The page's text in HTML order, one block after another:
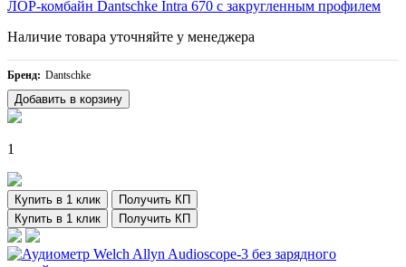
ЛОР-комбайн Dantschke Intra 670 с закругленным профилем
Наличие товара уточняйте у менеджера
Бренд: Dantschke
Добавить в корзину
1
Купить в 1 клик
Получить КП
Купить в 1 клик
Получить КП